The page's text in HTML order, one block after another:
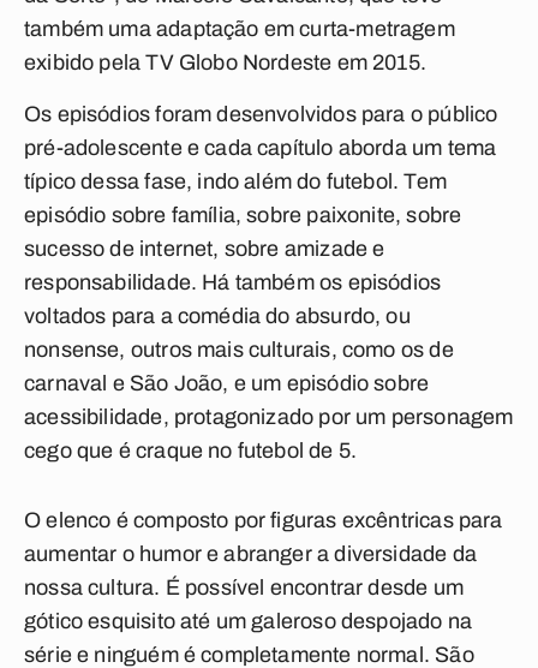
também uma adaptação em curta-metragem
exibido pela TV Globo Nordeste em 2015.
Os episódios foram desenvolvidos para o público
pré-adolescente e cada capítulo aborda um tema
típico dessa fase, indo além do futebol. Tem
episódio sobre família, sobre paixonite, sobre
sucesso de internet, sobre amizade e
responsabilidade. Há também os episódios
voltados para a comédia do absurdo, ou
nonsense, outros mais culturais, como os de
carnaval e São João, e um episódio sobre
acessibilidade, protagonizado por um personagem
cego que é craque no futebol de 5.
O elenco é composto por figuras excêntricas para
aumentar o humor e abranger a diversidade da
nossa cultura. É possível encontrar desde um
gótico esquisito até um galeroso despojado na
série e ninguém é completamente normal. São